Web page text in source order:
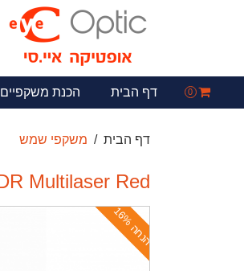
0 דף הבית הכנת
דף הבית משקפי שמש
Multilaser Red
ה
נ
ח
ה
1
6
%